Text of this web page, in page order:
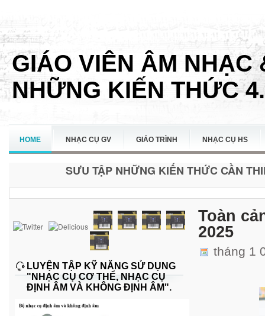
GIÁO VIÊN ÂM NHẠC
NHỮNG KIẾN THỨC
HOME NHẠC CỤ GV GIÁO TRÌNH NHẠC CỤ HS
SƯU TẬP NHỮNG KIẾN THỨC CẦN
LUYỆN TẬP KỸ NĂNG SỬ DỤNG
"NHẠC CỤ CƠ THỂ, NHẠC CỤ
ĐỊNH ÂM VÀ KHÔNG ĐỊNH ÂM".
Toàn
2025
tháng 1